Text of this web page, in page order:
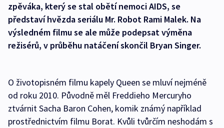
zpěváka, který se stal obětí nemoci AIDS, se
představí hvězda seriálu Mr. Robot Rami Malek. Na
výsledném filmu se ale může podepsat výměna
režisérů, v průběhu natáčení skončil Bryan Singer.
O životopisném filmu kapely Queen se mluví nejméně
od roku 2010. Původně měl Freddieho Mercuryho
ztvárnit Sacha Baron Cohen, komik známý například
prostřednictvím filmu Borat. Kvůli tvůrčím neshodám s